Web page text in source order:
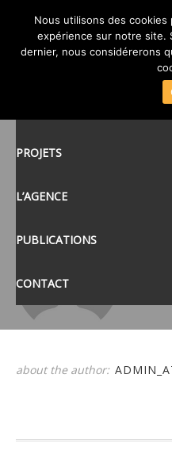
PROJETS
L’AGENCE
PUBLICATIONS
CONTACT
UN
SANTÉ À
posté le 9 JAN 2015/
about the author:
Nous utilisons des cookies
expérience sur notre site.
dernier, nous considérerons